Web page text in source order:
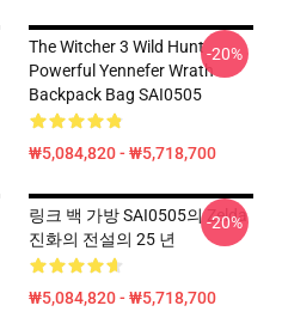
The Witcher 3 Wild Hunt
Powerful Yennefer Wrath
Backpack Bag SAI0505
₩5,084,820 - ₩5,718,700
-20%
링크 백 가방 SAI0505의 Zelda
진화의 전설의 25 년
₩5,084,820 - ₩5,718,700
-20%